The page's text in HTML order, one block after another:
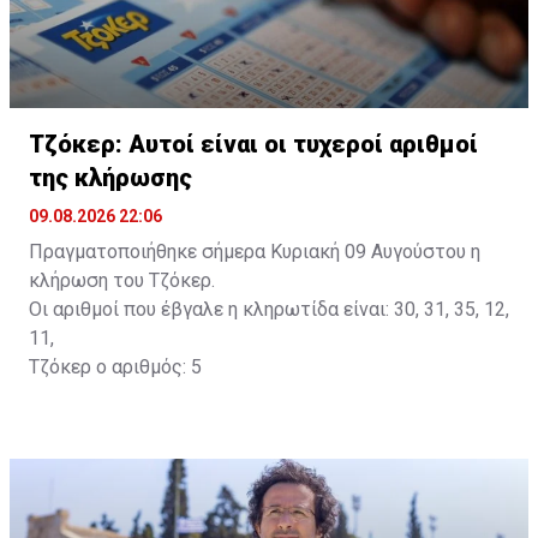
Τζόκερ: Αυτοί είναι οι τυχεροί αριθμοί
της κλήρωσης
09.08.2026 22:06
Πραγματοποιήθηκε σήμερα Κυριακή 09 Αυγούστου η
κλήρωση του Τζόκερ.
Οι αριθμοί που έβγαλε η κληρωτίδα είναι: 30, 31, 35, 12,
11,
Τζόκερ ο αριθμός: 5